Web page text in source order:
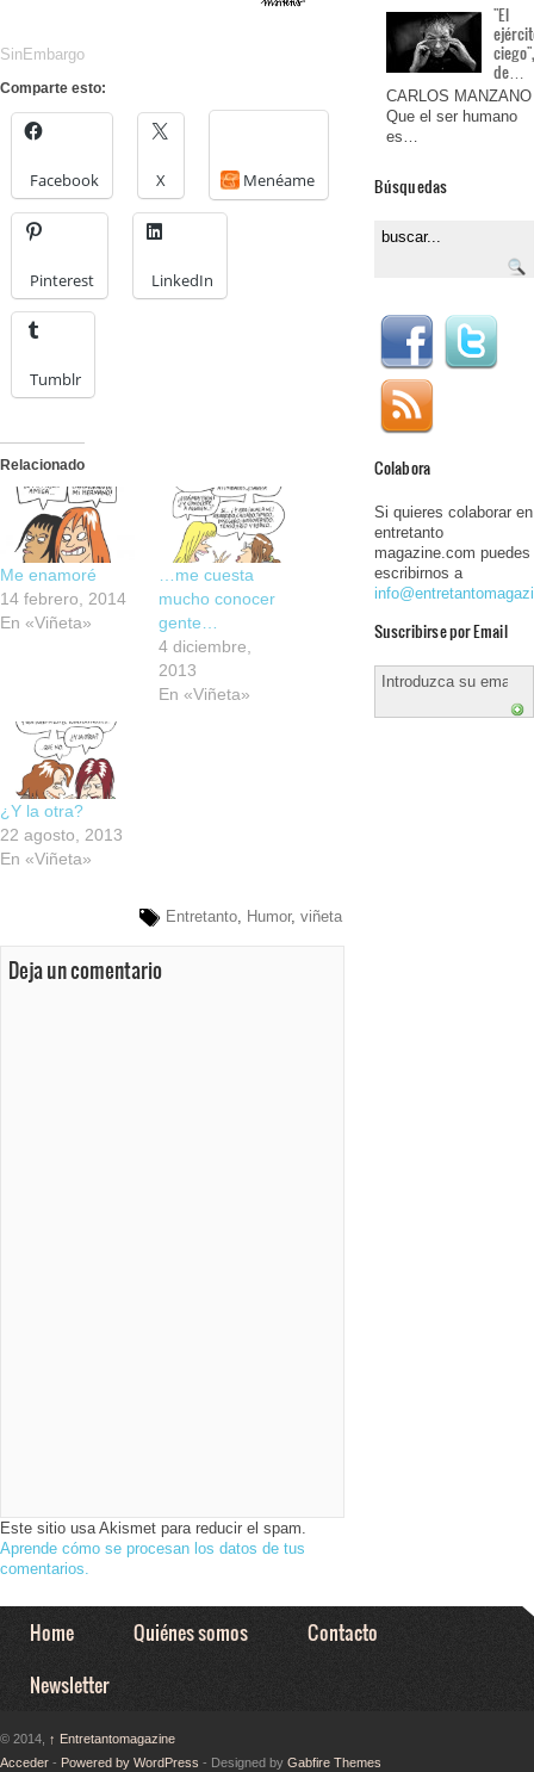
SinEmbargo
Comparte esto:
Facebook X Menéame
Pinterest LinkedIn
Tumblr
Relacionado
Me enamoré
14 febrero, 2014
En «Viñeta»
…me cuesta
mucho conocer
gente…
4 diciembre,
2013
En «Viñeta»
¿Y la otra?
22 agosto, 2013
En «Viñeta»
Entretanto, Humor, viñeta
Deja un comentario
Este sitio usa Akismet para reducir el spam.
Aprende cómo se procesan los datos de tus
comentarios.
"El
de…
CARLOS MANZANO
Que el ser humano
es…
Búsquedas
Colabora
Si quieres colaborar en
entretanto
magazine.com puedes
escribirnos a
Suscribirse por Email
Home Quiénes somos
Contacto
Newsletter
© 2014, ↑ Entretantomagazine
Acceder - Powered by WordPress - Designed by Gabfire Themes